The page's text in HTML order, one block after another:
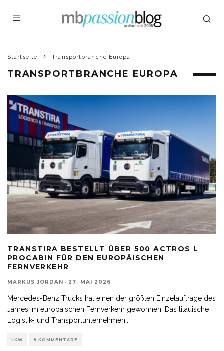
Startseite Transportbranche Europa
TRANSPORTBRANCHE EUROPA
TRANSTIRA BESTELLT ÜBER 500 ACTROS L
PROCABIN FÜR DEN EUROPÄISCHEN
FERNVERKEHR
MARKUS JORDAN · 27. MAI 2026
Mercedes-Benz Trucks hat einen der größten Einzelaufträge des
Jahres im europäischen Fernverkehr gewonnen. Das litauische
Logistik- und Transportunternehmen
LKW 8 KOMMENTARE